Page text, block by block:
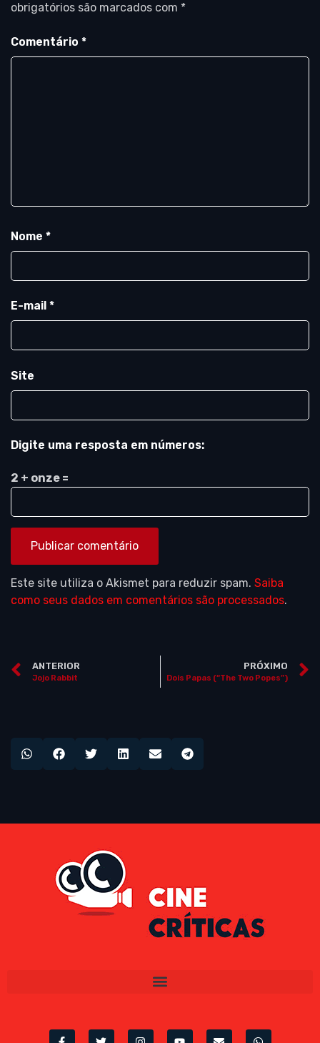
obrigatórios são marcados com *
Comentário *
Nome *
E-mail *
Site
Digite uma resposta em números:
2 + onze =
Este site utiliza o Akismet para reduzir spam. Saiba
como seus dados em comentários são processados.
ANTERIOR
Jojo Rabbit
PRÓXIMO
Dois Papas (“The Two Popes”)